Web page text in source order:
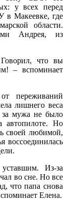
у всех перед
в Макеевке, где
области.
Андрея, из
что вы
– вспоминает
переживаний
лишнего веса
за мужа не было
автопилоте. Но
своей любимой,
воссоединилась
Из-за
во сне. Но все
что папа снова
Елена.